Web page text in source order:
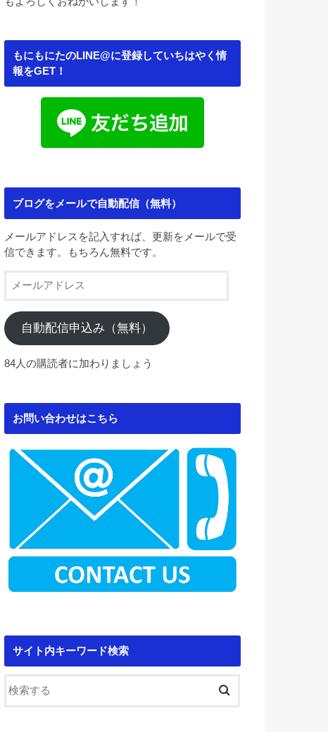
もにもにたのLINE@に登録していちはやく情
報をGET！
ブログをメールで自動配信（無料）
メールアドレスを記入すれば、更新をメールで受
信できます。もちろん無料です。
ー
ア
ド
ス
自動配信申込み（無料）
84人の購読者に加わりましょう
お問い合わせはこちら
サイト内キーワード検索